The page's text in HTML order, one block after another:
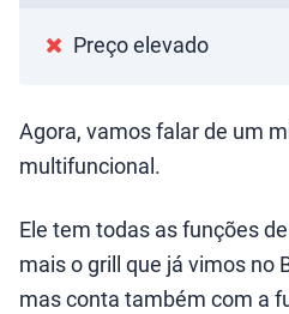
Preço elevado
Agora, vamos falar de um
multifuncional.
Ele tem todas as funções
mais o grill que já vimos no
mas conta também com a